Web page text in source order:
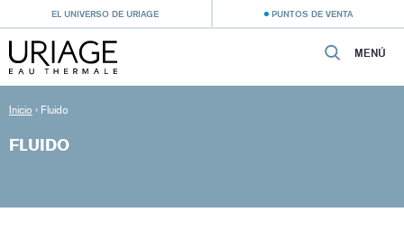
EL UNIVERSO DE URIAGE PUNTOS DE VENTA
MENÚ
Inicio › Fluido
FLUIDO